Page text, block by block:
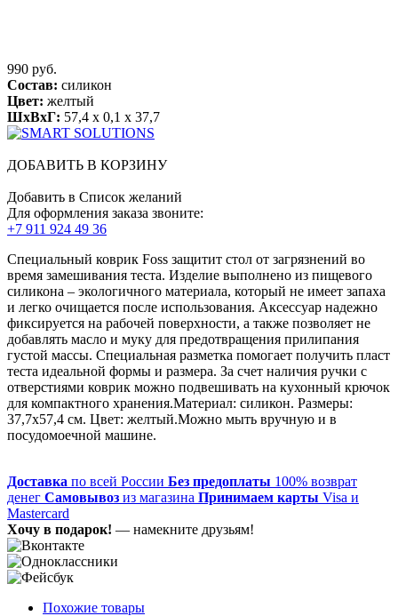
990 руб.
Состав: силикон
Цвет: желтый
ШхВхГ: 57,4 x 0,1 x 37,7
ДОБАВИТЬ В КОРЗИНУ
Добавить в Список желаний
Для оформления заказа звоните:
+7 911 924 49 36
Специальный коврик Foss защитит стол от загрязнений во
время замешивания теста. Изделие выполнено из пищевого
силикона – экологичного материала, который не имеет запаха
и легко очищается после использования. Аксессуар надежно
фиксируется на рабочей поверхности, а также позволяет не
добавлять масло и муку для предотвращения прилипания
густой массы. Специальная разметка помогает получить пласт
теста идеальной формы и размера. За счет наличия ручки с
отверстиями коврик можно подвешивать на кухонный крючок
для компактного хранения.Материал: силикон. Размеры:
37,7х57,4 см. Цвет: желтый.Можно мыть вручную и в
посудомоечной машине.
Доставка по всей России Без предоплаты 100% возврат
денег Самовывоз из магазина Принимаем карты Visa и
Mastercard
Хочу в подарок! — намекните друзьям!
Похожие товары